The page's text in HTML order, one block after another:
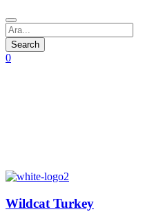
0
Wildcat Turkey